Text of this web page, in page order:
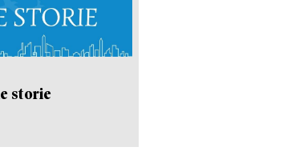
storie